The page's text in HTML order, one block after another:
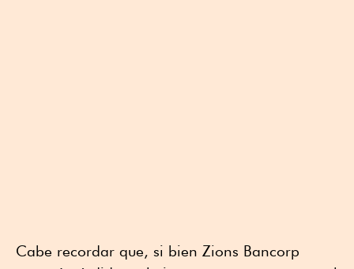
Cabe recordar que, si bien Zions Bancorp